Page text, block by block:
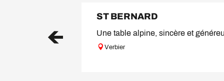
ST BERNARD
Une table alpine, sincère et
Verbier